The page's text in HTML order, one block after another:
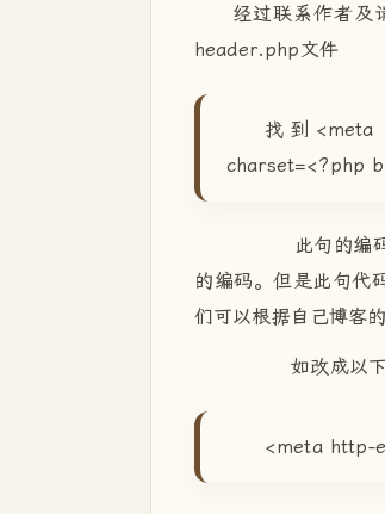
经过联系作者及
header.php文件
找到<meta
charset=<?php
此句的编码选
的编码。但是此句代
们可以根据自己博客
如改成以下
<meta http-